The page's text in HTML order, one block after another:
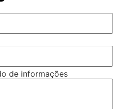
de informações